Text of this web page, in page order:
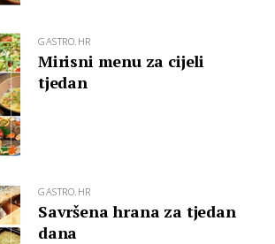
GASTRO.HR
Mirisni menu za cijeli
tjedan
GASTRO.HR
Savršena hrana za tjedan
dana